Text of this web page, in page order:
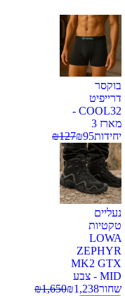
בוקסר
דרייפיט
COOL32 -
מארז 3
יחידות
₪95
₪127
נעליים
טקטיות
LOWA
ZEPHYR
MK2 GTX
MID - צבע
שחור
₪1,238
₪1,650